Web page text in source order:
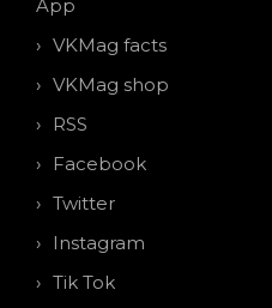
App
VKMag facts
VKMag shop
RSS
Facebook
Twitter
Instagram
Tik Tok